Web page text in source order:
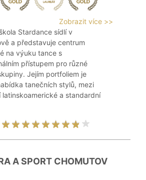
Zobrazit více >>
Stardance sídlí v
a představuje centrum
na výuku tance s
přístupem pro různé
Jejím portfoliem je
tanečních stylů, mezi
latinskoamerické a standardní
A SPORT CHOMUTOV